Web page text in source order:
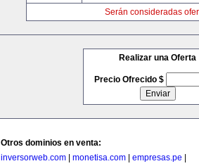
Serán consideradas
Realizar una Oferta
Precio Ofrecido $
Otros dominios en venta:
inversorweb.com
monetisa.com empresas.pe